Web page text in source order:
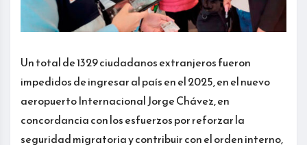
Un total de 1329 ciudadanos extranjeros fueron
impedidos de ingresar al país en el 2025, en el nuevo
aeropuerto Internacional Jorge Chávez, en
concordancia con los esfuerzos por reforzar la
seguridad migratoria y contribuir con el orden interno,